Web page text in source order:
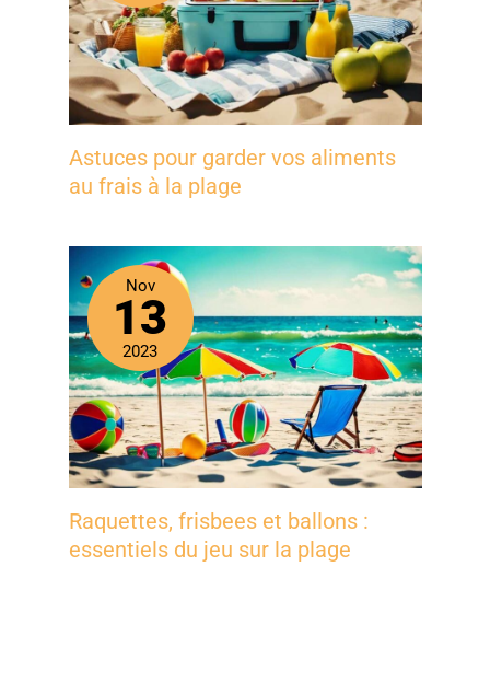
Astuces pour garder vos aliments
au frais à la plage
Nov
13
2023
Raquettes, frisbees et ballons :
essentiels du jeu sur la plage